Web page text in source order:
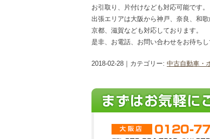
お引取り、片付けなども対応可能です。
出張エリアは大阪から神戸、奈良、和歌
京都、滋賀なども対応しております。
是非、お電話、お問い合わせをお待ちし
2018-02-28｜カテゴリー: 中古自動車・